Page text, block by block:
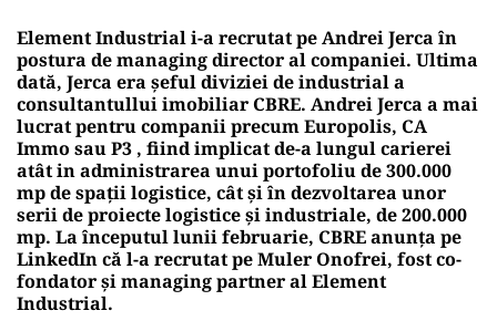
Element Industrial i-a recrutat pe Andrei Jerca în
postura de managing director al companiei. Ultima
dată, Jerca era șeful diviziei de industrial a
consultantullui imobiliar CBRE. Andrei Jerca a mai
lucrat pentru companii precum Europolis, CA
Immo sau P3 , fiind implicat de-a lungul carierei
atât in administrarea unui portofoliu de 300.000
mp de spații logistice, cât și în dezvoltarea unor
serii de proiecte logistice și industriale, de 200.000
mp. La începutul lunii februarie, CBRE anunța pe
LinkedIn că l-a recrutat pe Muler Onofrei, fost co-
fondator și managing partner al Element
Industrial.